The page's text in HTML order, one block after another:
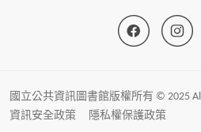
國立公共資訊圖書館版權所有 © 2025 All
資訊安全政策
隱私權保護政策